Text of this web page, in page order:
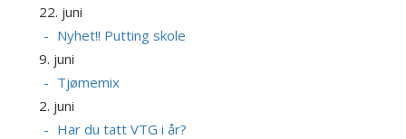
22. juni
Nyhet!! Putting skole
9. juni
Tjømemix
2. juni
Har du tatt VTG i år?